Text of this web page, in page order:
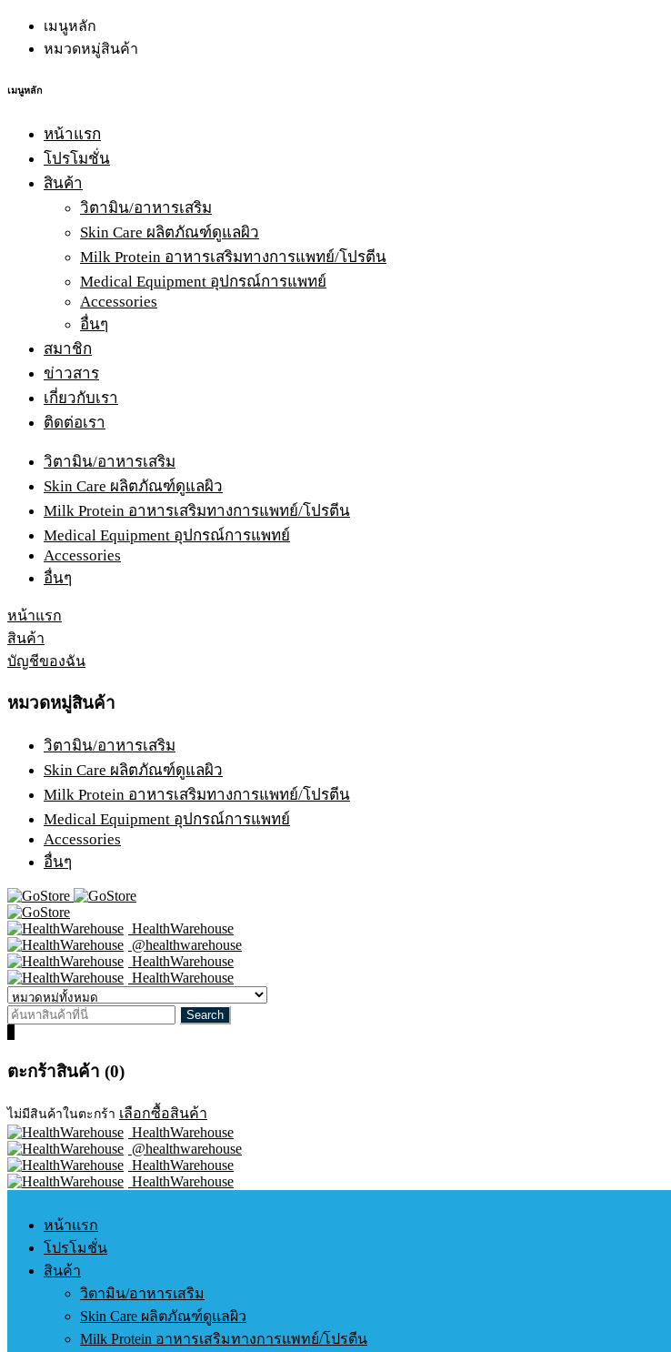
เมนูหลัก
หมวดหมู่สินค้า
เมนูหลัก
หน้าแรก
โปรโมชั่น
สินค้า
วิตามิน/อาหารเสริม
Skin Care ผลิตภัณฑ์ดูแลผิว
Milk Protein อาหารเสริมทางการแพทย์/โปรตีน
Medical Equipment อุปกรณ์การแพทย์
Accessories
อื่นๆ
สมาชิก
ข่าวสาร
เกี่ยวกับเรา
ติดต่อเรา
วิตามิน/อาหารเสริม
Skin Care ผลิตภัณฑ์ดูแลผิว
Milk Protein อาหารเสริมทางการแพทย์/โปรตีน
Medical Equipment อุปกรณ์การแพทย์
Accessories
อื่นๆ
หน้าแรก
สินค้า
บัญชีของฉัน
หมวดหมู่สินค้า
วิตามิน/อาหารเสริม
Skin Care ผลิตภัณฑ์ดูแลผิว
Milk Protein อาหารเสริมทางการแพทย์/โปรตีน
Medical Equipment อุปกรณ์การแพทย์
Accessories
อื่นๆ
HealthWarehouse
@healthwarehouse
HealthWarehouse
HealthWarehouse
ตะกร้าสินค้า (0)
ไม่มีสินค้าในตะกร้า เลือกซื้อสินค้า
HealthWarehouse
@healthwarehouse
HealthWarehouse
HealthWarehouse
หน้าแรก
โปรโมชั่น
สินค้า
วิตามิน/อาหารเสริม
Skin Care ผลิตภัณฑ์ดูแลผิว
Milk Protein อาหารเสริมทางการแพทย์/โปรตีน